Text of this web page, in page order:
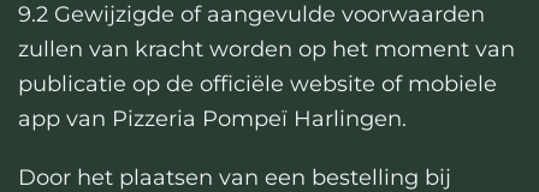
9.2 Gewijzigde of aangevulde voorwaarden
zullen van kracht worden op het moment van
publicatie op de officiële website of mobiele
app van Pizzeria Pompeï Harlingen.
Door het plaatsen van een bestelling bij